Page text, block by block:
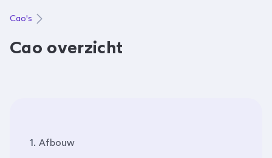
Cao's
Cao overzicht
1. Afbouw